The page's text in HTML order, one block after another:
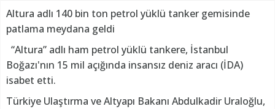
Altura adlı 140 bin ton petrol yüklü tanker gemisinde
patlama meydana geldi
“Altura” adlı ham petrol yüklü tankere, İstanbul
Boğazı'nın 15 mil açığında insansız deniz aracı (İDA)
isabet etti.
Türkiye Ulaştırma ve Altyapı Bakanı Abdulkadir Uraloğlu,